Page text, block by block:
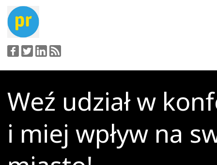
Weź udział w
i miej wpływ na